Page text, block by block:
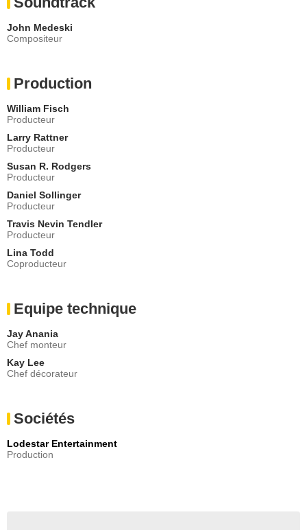
John Medeski
Compositeur
Production
William Fisch
Producteur
Larry Rattner
Producteur
Susan R. Rodgers
Producteur
Daniel Sollinger
Producteur
Travis Nevin Tendler
Producteur
Lina Todd
Coproducteur
Equipe technique
Jay Anania
Chef monteur
Kay Lee
Chef décorateur
Sociétés
Lodestar Entertainment
Production